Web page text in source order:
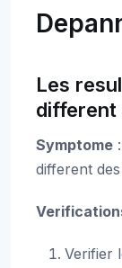
Les
different
Symptome
different
Verifier